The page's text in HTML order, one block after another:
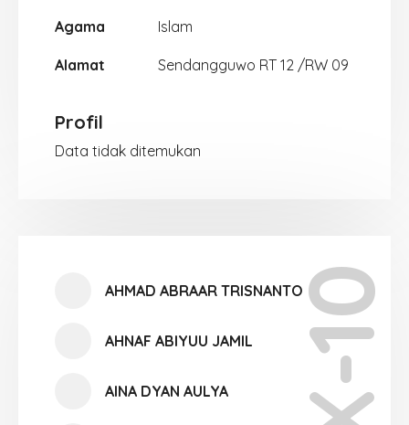
Agama Islam
Alamat Sendangguwo RT 12 /RW 09
Profil
Data tidak ditemukan
X-10
AHMAD ABRAAR TRISNANTO
AHNAF ABIYUU JAMIL
AINA DYAN AULYA